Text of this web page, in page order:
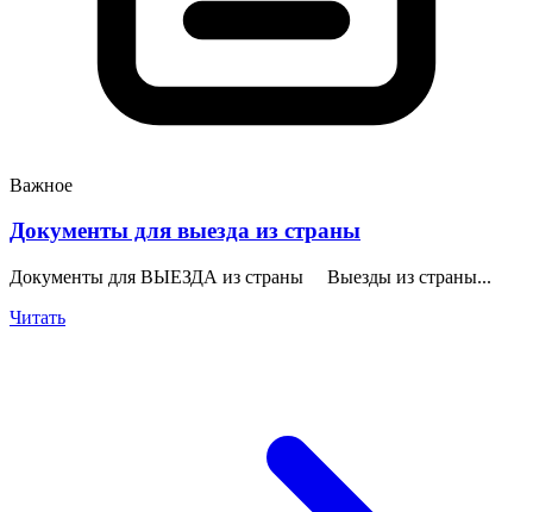
Важное
Документы для выезда из страны
Документы для ВЫЕЗДА из страны Выезды из страны...
Читать